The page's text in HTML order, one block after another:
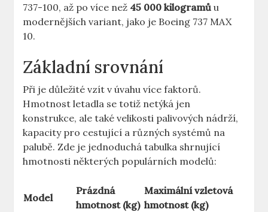
737-100, až po​ více než 45 000 kilogramů u
modernějších variant, jako je ⁢Boeing 737 MAX
10.
Základní⁣ srovnání
Při je‌ důležité vzít v úvahu více faktorů.
Hmotnost letadla se totiž ⁢netýká jen
‍konstrukce, ale také ​velikosti palivových nádrží,
kapacity pro cestující a různých systémů​ na
palubě. Zde je jednoduchá tabulka ‍shrnující
hmotnosti některých populárních modelů:
Model
Prázdná
hmotnost (kg)
Maximální vzletová
hmotnost ⁤(kg)